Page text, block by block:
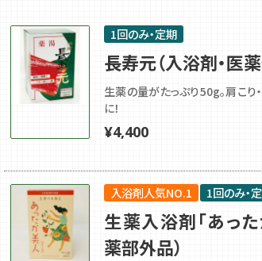
1回のみ・定期
長寿元（入浴剤・医
生薬の量がたっぷり50g。肩こり
に！
¥4,400
入浴剤人気NO.1 1回のみ・
生薬入浴剤「あった
薬部外品）